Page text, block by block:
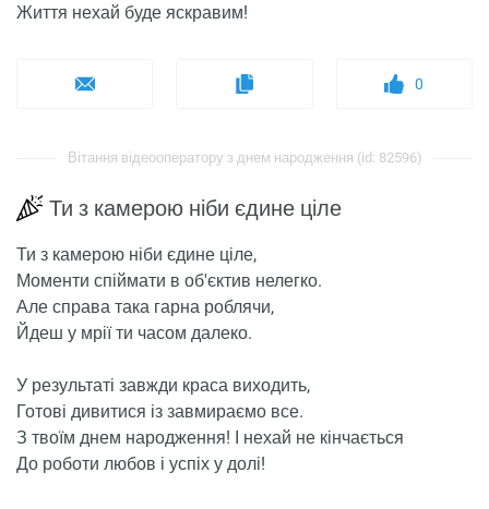
Життя нехай буде яскравим!
0
Вітання відеооператору з днем ​​народження (id: 82596)
Ти з камерою ніби єдине ціле
Ти з камерою ніби єдине ціле,
Моменти спіймати в об'єктив нелегко.
Але справа така гарна роблячи,
Йдеш у мрії ти часом далеко.
У результаті завжди краса виходить,
Готові дивитися із завмираємо все.
З твоїм днем ​​народження! І нехай не кінчається
До роботи любов і успіх у долі!